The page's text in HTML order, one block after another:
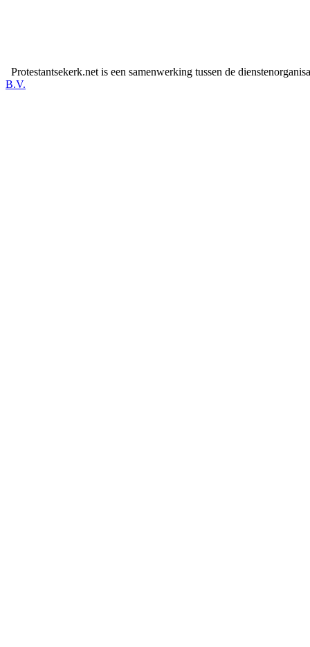
Protestantsekerk.net is een samenwerking tussen de
B.V.